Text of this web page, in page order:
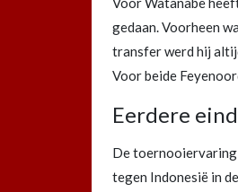
gedaan. Voorheen
transfer werd hij
Voor beide
Eerdere
De toernooiervaring
tegen Indonesië in